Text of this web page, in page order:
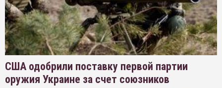
США одобрили поставку первой партии
оружия Украине за счет союзников